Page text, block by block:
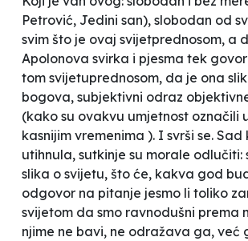
Petrović, Jedini san), slobodan od
svim što je ovaj svijetprednosom, a
Apolonova svirka i pjesma tek govor
tom svijetuprednosom, da je ona
bogova, subjektivni odraz
(kako su ovakvu umjetnost označili
kasnijim vremenima ). I svrši se.
utihnula, sutkinje su morale odlučiti:
slika o svijetu, što će, kakva god
odgovor na pitanje jesmo li toliko
svijetom da smo ravnodušni prema
njime ne bavi, ne odražava ga, već